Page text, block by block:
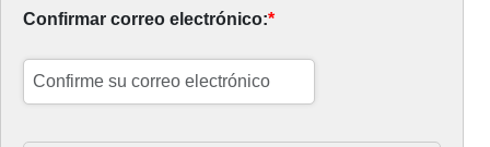
Confirmar correo electrónico:*